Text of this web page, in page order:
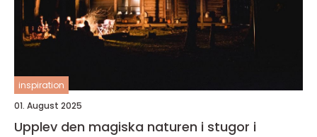
inspiration
01. August 2025
Upplev den magiska naturen i stugor i